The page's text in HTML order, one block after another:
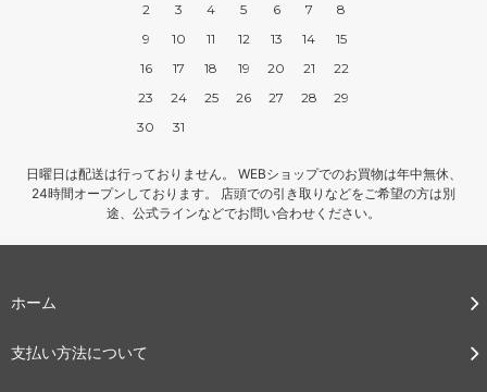
2
3 4 5 6 7
8
9
10 11 12 13 14
15
16
17 18 19 20 21
22
23
24 25 26 27 28
29
30
31
日曜日は配送は行っておりません。 WEBショップでのお買物は年中無休、
24時間オープンしております。 店頭での引き取りなどをご希望の方は別
途、公式ラインなどでお問い合わせください。
ホーム
支払い方法について